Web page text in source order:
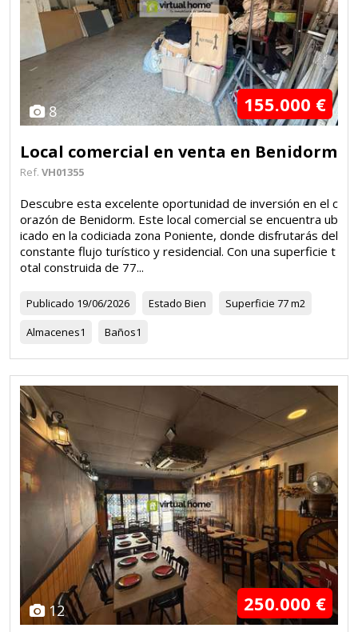
8 155.000 €
Local comercial en venta en Benidorm
Ref. VH01355
Descubre esta excelente oportunidad de inversión en el c
orazón de Benidorm. Este local comercial se encuentra ub
icado en la codiciada zona Poniente, donde disfrutarás del
constante flujo turístico y residencial. Con una superficie t
otal construida de 77...
Publicado 19/06/2026 Estado Bien Superficie 77 m2
Almacenes1 Baños1
12 250.000 €